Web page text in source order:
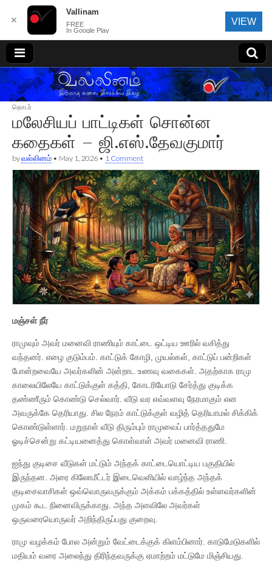
வல்லினம்
தொடர்
மலேசியப் பாட்டிகள் சொன்ன
கதைகள் – ஜி.எஸ்.தேவகுமார்
byவல்லினம் • May 1, 2026 • 1 Comment
மஞ்சள் நீர்
ராமுவும் அவர் மனைவி ராணியும் காட்டை ஒட்டிய ஊரில் வசித்து
வந்தனர். எழை குடும்பம். காட்டுக் கோழி, முயல்கள், காட்டுப் பன்றிகள்
போன்றவையே அவர்களின் அன்றாட உணவு வகைகள். அதற்காக ராமு
காலையிலேயே காட்டுக்குள் கத்தி, கோடரியோடு சேர்த்து குடிக்க
தண்ணீரும் கொண்டு செல்வார். வீடு வர எவ்வளவு நேரமாகும் என
அவருக்கே தெரியாது. சில நேரம் காட்டுக்குள் வழித் தெரியாமல் சிக்கிக்
கொண்டுள்ளார். மறுநாள் வீடு திரும்பும் ராமுவைப் பார்த்ததுமே
ஓடிச்சென்று கட்டியனைத்து கொள்வாள் அவர் மனைவி ராணி.
ஐந்து குடிசை வீடுகள் மட்டும் அந்தக் காட்டையொட்டிய பகுதியில்
இருந்தன. அரை கிலோமீட்டர் இடைவெளியில் வாழ்ந்த அந்தக்
குடிசைவாசிகள் ஒவ்வொருவருக்கும் அக்கம் பக்கத்தில் உள்ளவர்களின்
முகம் கூட நினைவிருக்காது. அந்த அளவிலே அவர்கள்
ஒருவரையொருவர் அறிந்திருப்பது குறைவு.
ராமு வழக்கம் போல அன்றும் வேட்டைக்குக் கிளம்பினார். காடுமேடுகளில்
மதியம் வரை அலைந்து திரிந்தவருக்கு ஏமாற்றம் மட்டுமே மிஞ்சியது.
✕
Vallinam
FREE
In Google Play
VIEW